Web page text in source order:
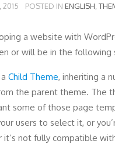
2015 POSTED IN ENGLISH
a website with
or will be in the following
Child Theme, inheriting a
the parent theme. The
some of those page
users to select it, or
it’s not fully compatible